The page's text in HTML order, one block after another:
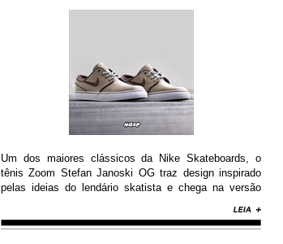
Um dos maiores clássicos da Nike Skateboards, o
tênis Zoom Stefan Janoski OG traz design inspirado
pelas ideias do lendário skatista e chega na versão
de solado de borracha que permite maior aderência.